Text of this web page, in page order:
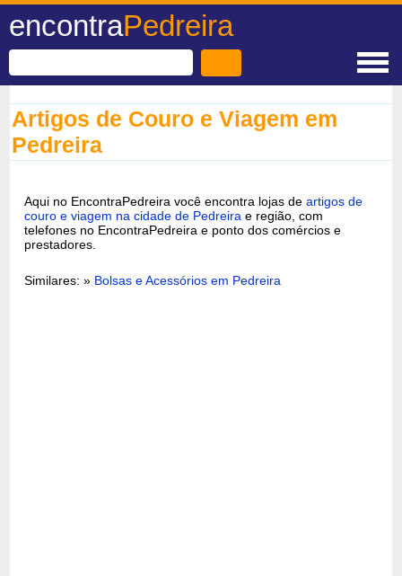
encontraPedreira
Artigos de Couro e Viagem em
Pedreira
Aqui no EncontraPedreira você encontra lojas deartigos de
couro e viagem na cidade de Pedreira e região, com
telefones no EncontraPedreira e ponto dos comércios e
prestadores.
Similares: » Bolsas e Acessórios em Pedreira